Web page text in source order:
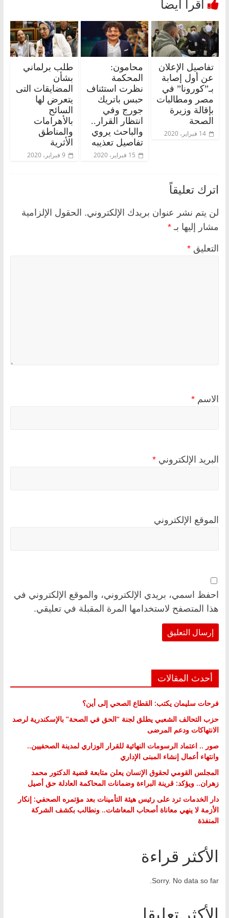
تفاصيل الإعلان
عن أول إصابة
بـ”كورونا” في
مصر ومطالبات
بإقالة وزيرة
الصحة
14 فبراير، 2020
محامون:
المحكمة
نظرت استئناف
حبس باتريك
جورج وفي
انتظار القرار..
والباحث يروي
تفاصيل تعذيبه
15 فبراير، 2020
طلب برلماني
بشأن
المضايقات التى
يتعرض لها
السائح
بالأهرامات
والمناطق
الأثرية
9 فبراير، 2020
اترك تعليقاً
لن يتم نشر عنوان بريدك الإلكتروني. الحقول الإلزامية
مشار إليها بـ *
التعليق *
الاسم *
البريد الإلكتروني *
الموقع الإلكتروني
احفظ اسمي، بريدي الإلكتروني، والموقع الإلكتروني في
هذا المتصفح لاستخدامها المرة المقبلة في تعليقي.
أحدث المقالات
فرحات سليمان يكتب: القطاع الصحي إلى أين؟
حزب التحالف الشعبي يطلق لجنة “الحق في الصحة” بالإسكندرية لرصد
الانتهاكات ودعم المرضى
صور .. اعتماد الرسومات النهائية للقرار الوزاري لمدينة الصحفيين..
وانتهاء أعمال إنشاء المبنى الإداري
المجلس القومي لحقوق الإنسان يعلن متابعة قضية الدكتور محمد
زهران.. ويؤكد: قرينة البراءة وضمانات المحاكمة العادلة حق أصيل
دار الخدمات ترد على رئيس هيئة التأمينات بعد مؤتمره الصحفي: إنكار
الأزمة لا ينهي معاناة أصحاب المعاشات.. ونطالب بكشف الشركة
المنفذة
الأكثر قراءة
Sorry. No data so far.
الأكثر تعليقا